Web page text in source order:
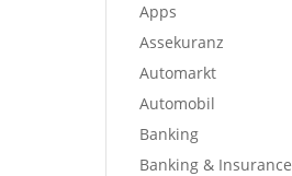
Apps
Assekuranz
Automarkt
Automobil
Banking
Banking & Insurance